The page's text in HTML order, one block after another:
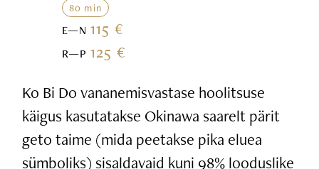
80 min
E—N115 €
R—P125 €
Ko Bi Do vananemisvastase hoolitsuse
käigus kasutatakse Okinawa saarelt pärit
geto taime (mida peetakse pika eluea
sümboliks) sisaldavaid kuni 98% looduslike